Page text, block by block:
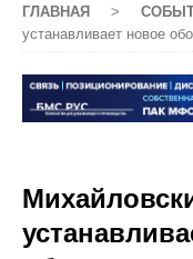
ГЛАВНАЯ >
устанавливает новое